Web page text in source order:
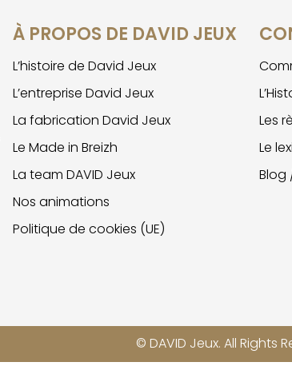
À PROPOS DE DAVID JEUX
L’histoire de David Jeux
L’entreprise David Jeux
La fabrication David Jeux
Le Made in Breizh
La team DAVID Jeux
Nos animations
Politique de cookies (UE)
Les
Le
Blog
© DAVID Jeux. All Rights